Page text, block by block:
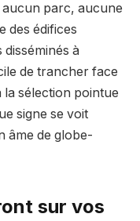
aucun parc, aucune
des édifices
à
de trancher face
la sélection pointue
signe se voit
âme de globe-
sur vos